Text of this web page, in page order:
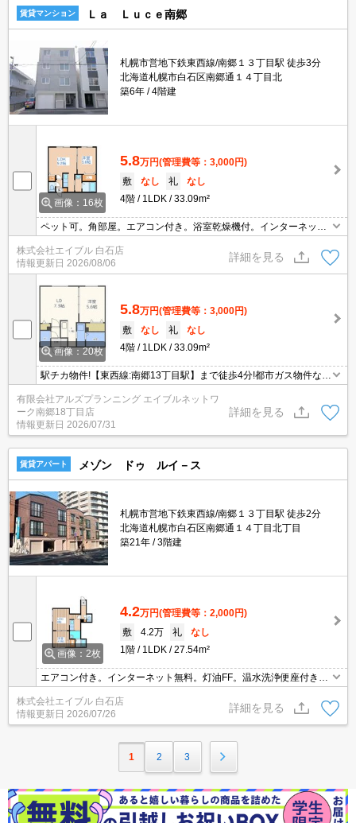
賃貸マンション Ｌａ Ｌｕｃｅ南郷
札幌市営地下鉄東西線/南郷１３丁目駅 徒歩3分
北海道札幌市白石区南郷通１４丁目北
築6年
4階建
画像：16枚
5.8万円(管理費等：3,000円)
敷
なし 礼
なし
4階
1LDK 33.09m²
ペット可。角部屋。エアコン付き。浴室乾燥機付。インターネット
無料。都市ガス使用。宅配ボックスあり。オートロック。TVインタ
ーホン付き。シャワー付トイレ。シャワー付独立洗面台。シューズ
ボックス付き。
株式会社エイブル 白石店
情報更新日 2026/08/06
詳細を見る
画像：20枚
5.8万円(管理費等：3,000円)
敷
なし 礼
なし
4階
1LDK 33.09m²
駅チカ物件!【東西線:南郷13丁目駅】まで徒歩4分!都市ガス物件なの
で光熱費を抑えられます♪周辺コンビニ、スーパーマーケット、銭湯
など充実しております!
有限会社アルズプランニング エイブルネットワ
ーク南郷18丁目店
情報更新日 2026/07/31
詳細を見る
賃貸アパート メゾン ドゥ ルイ－ス
札幌市営地下鉄東西線/南郷１３丁目駅 徒歩2分
北海道札幌市白石区南郷通１４丁目北丁目
築21年
3階建
画像：2枚
4.2万円(管理費等：2,000円)
敷
4.2万 礼
なし
1階
1LDK 27.54m²
エアコン付き。インターネット無料。灯油FF。温水洗浄便座付き。
シャンドレ。TVインターホン付き。車庫あり。初期費用カード払い
可。スーパーへ210m。コンビニへ170m。ドラッグストアへ550
m。
株式会社エイブル 白石店
情報更新日 2026/07/26
詳細を見る
1 2 3